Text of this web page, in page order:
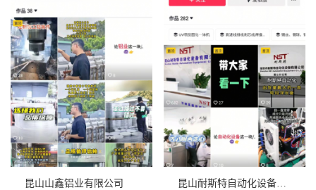
昆山山鑫铝业有限公司 昆山耐斯特自动化设备有限公司